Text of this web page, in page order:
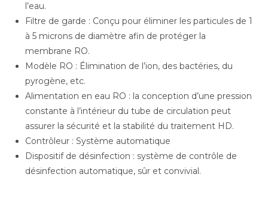
l’eau.
Filtre de garde : Conçu pour éliminer les particules de 1
à 5 microns de diamètre afin de protéger la
membrane RO.
Modèle RO : Élimination de l’ion, des bactéries, du
pyrogène, etc.
Alimentation en eau RO : la conception d’une pression
constante à l’intérieur du tube de circulation peut
assurer la sécurité et la stabilité du traitement HD.
Contrôleur : Système automatique
Dispositif de désinfection : système de contrôle de
désinfection automatique, sûr et convivial.